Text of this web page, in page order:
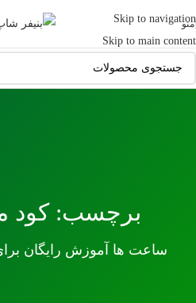
Skip to navigation
Skip to main content
منو
برچسب: کود
ساعت ها آموزش رایگان